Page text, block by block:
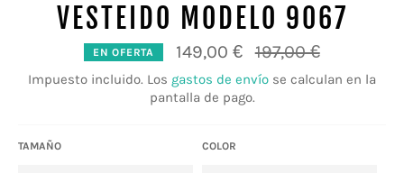
VESTEIDO MODELO 9067
EN OFERTA 149,00 €
Precio
habitual
197,00 €
Impuesto incluido. Los gastos de envío se calculan en la
pantalla de pago.
TAMAÑO COLOR